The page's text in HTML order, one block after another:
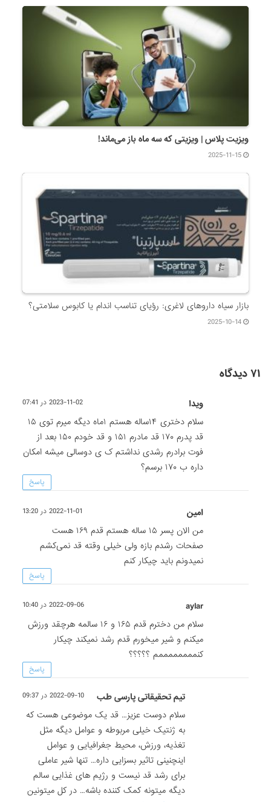
ویزیت پلاس | ویزیتی که سه ماه باز می‌ماند!
2025-11-15
بازار سیاه داروهای لاغری: رؤیای تناسب اندام یا کابوس سلامتی؟
2025-10-14
۷۱ دیدگاه
ویدا 2023-11-02 در 07:41
سلام دختری ۱۴ساله هستم ۱ماه دیگه میرم توی ۱۵
قد پدرم ۱۷۰ قد مادرم ۱۵۱ و قد خودم ۱۵۰ بعد از
فوت برادرم رشدی نداشتم ک ی دوسالی میشه امکان
داره ب ۱۷۰ برسم؟
پاسخ
امین 2022-11-01 در 13:20
من الان پسر ۱۵ ساله هستم قدم ۱۶۹ هست
صفحات رشدم بازه ولی خیلی وقته قد نمی‌کشم
نمیدونم باید چیکار کنم
پاسخ
aylar 2022-09-06 در 10:40
سلام من دخترم قدم ۱۶۵ و ۱۶ سالمه هرچقد ورزش
میکنم و شیر میخورم قدم رشد نمیکند چیکار
کنممممممممم ؟؟؟؟؟
پاسخ
تیم تحقیقاتی پارسی طب 2022-09-10 در 09:37
سلام دوست عزیز… قد یک موضوعی هست که
به ژنتیک خیلی مربوطه و عوامل دیگه مثل
تغذیه، ورزش، محیط جغرافیایی و عوامل
اینچنینی تاثیر بسزایی داره… تنها شیر عاملی
برای رشد قد نیست و رژیم های غذایی سالم
دیگه میتونه کمک کننده باشه… در کل میتونین